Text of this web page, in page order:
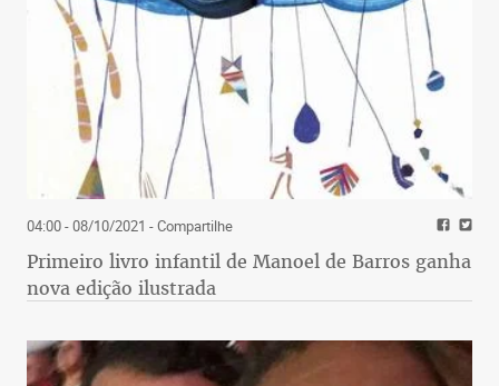
04:00 - 08/10/2021 - Compartilhe
Primeiro livro infantil de Manoel de Barros ganha
nova edição ilustrada